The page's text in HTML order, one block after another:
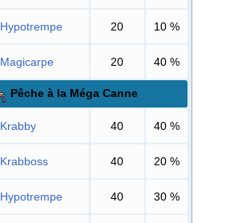
Hypotrempe 20 10 %
Magicarpe 20 40 %
Pêche à la Méga Canne
Krabby 40 40 %
Krabboss 40 20 %
Hypotrempe 40 30 %